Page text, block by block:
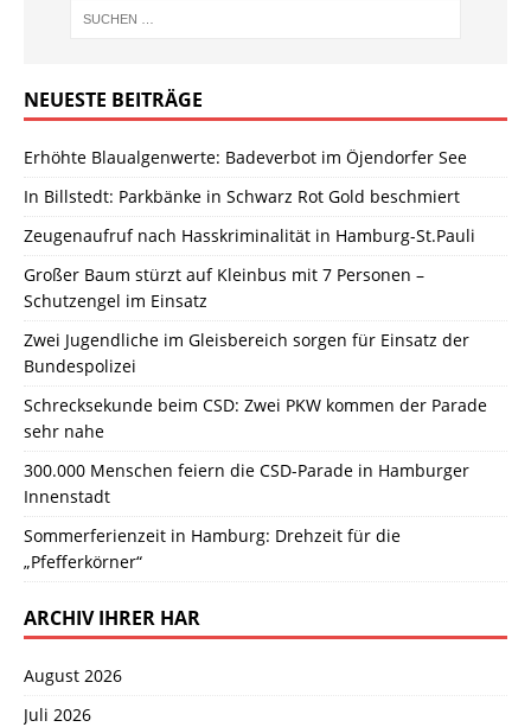
NEUESTE BEITRÄGE
Erhöhte Blaualgenwerte: Badeverbot im Öjendorfer See
In Billstedt: Parkbänke in Schwarz Rot Gold beschmiert
Zeugenaufruf nach Hasskriminalität in Hamburg-St.Pauli
Großer Baum stürzt auf Kleinbus mit 7 Personen –
Schutzengel im Einsatz
Zwei Jugendliche im Gleisbereich sorgen für Einsatz der
Bundespolizei
Schrecksekunde beim CSD: Zwei PKW kommen der Parade
sehr nahe
300.000 Menschen feiern die CSD-Parade in Hamburger
Innenstadt
Sommerferienzeit in Hamburg: Drehzeit für die
„Pfefferkörner“
ARCHIV IHRER HAR
August 2026
Juli 2026